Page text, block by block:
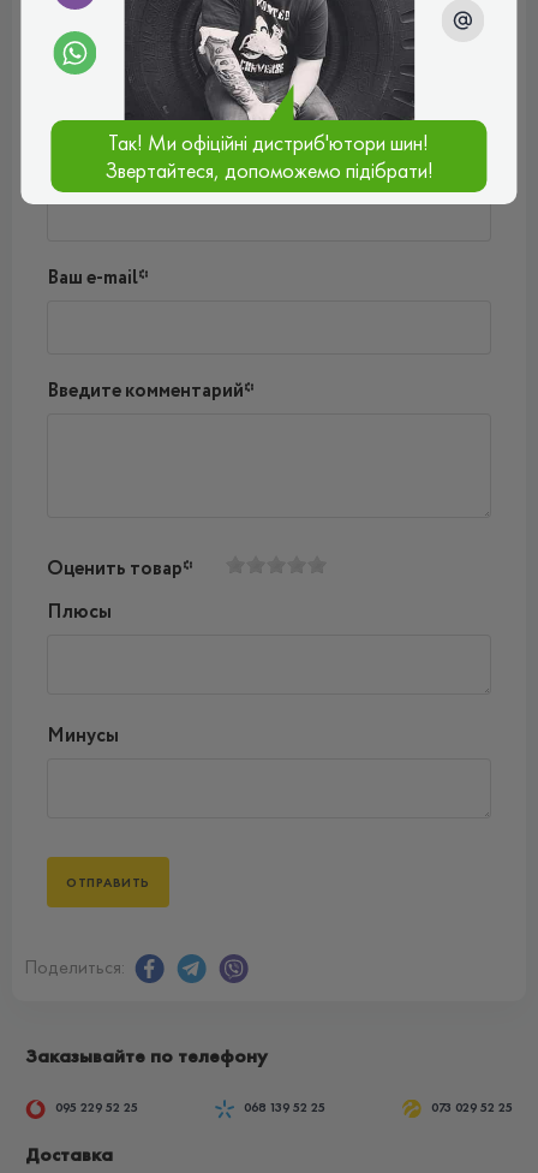
Пока нет комментариев
Написать комментарий
Ваш e-mail*
Введите комментарий*
Оценить товар*
Плюсы
Минусы
Поделиться:
Заказывайте по телефону
095 229 52 25 068 139 52 25 073 029 52 25
Доставка
Так! Ми офіційні дистриб'ютори шин!
Звертайтеся, допоможемо підібрати!